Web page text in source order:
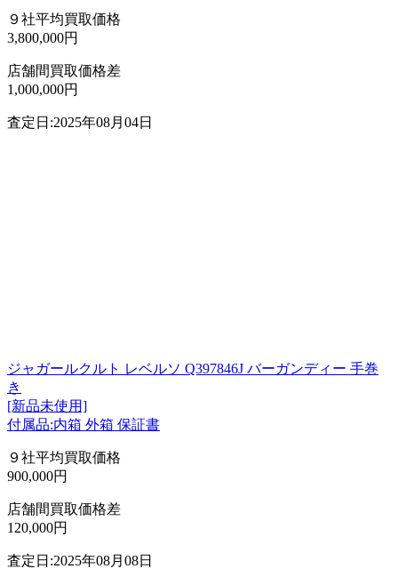
９社平均買取価格
3,800,000円
店舗間買取価格差
1,000,000円
査定日:2025年08月04日
ジャガールクルト レベルソ Q397846J バーガンディー 手巻
き
[新品未使用]
付属品:内箱 外箱 保証書
９社平均買取価格
900,000円
店舗間買取価格差
120,000円
査定日:2025年08月08日